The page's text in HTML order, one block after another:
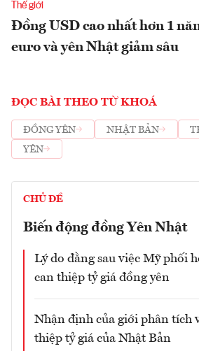
Thế giới
Đồng USD cao nhất hơn 1
euro và yên Nhật giảm sâu
ĐỌC BÀI THEO TỪ KHOÁ
ĐỒNG YÊN NHẬT BẢN
YÊN
CHỦ ĐỀ
Biến động đồng Yên Nhật
Lý do đằng sau việc Mỹ phối
can thiệp tỷ giá đồng yên
Nhận định của giới phân tích
thiệp tỷ giá của Nhật Bản